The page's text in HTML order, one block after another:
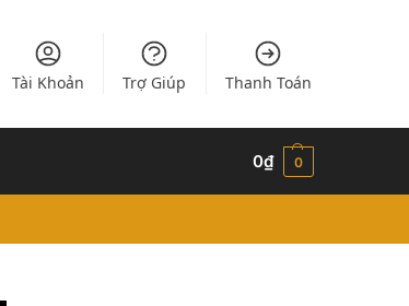
Tài Khoản Trợ Giúp Thanh Toán
0₫ 0